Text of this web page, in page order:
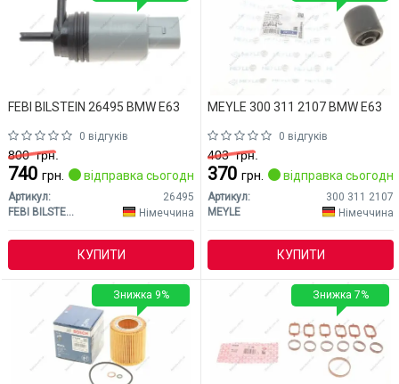
FEBI BILSTEIN 26495 BMW E63
0 відгуків
800грн.
740 грн. відправка сьогодні
Артикул:
26495
FEBI BILSTEIN
Німеччина
КУПИТИ
MEYLE 300 311 2107 BMW E63
0 відгуків
403грн.
370 грн. відправка сьогодні
Артикул:
300 311 2107
MEYLE
Німеччина
КУПИТИ
Знижка 9% Знижка 7%